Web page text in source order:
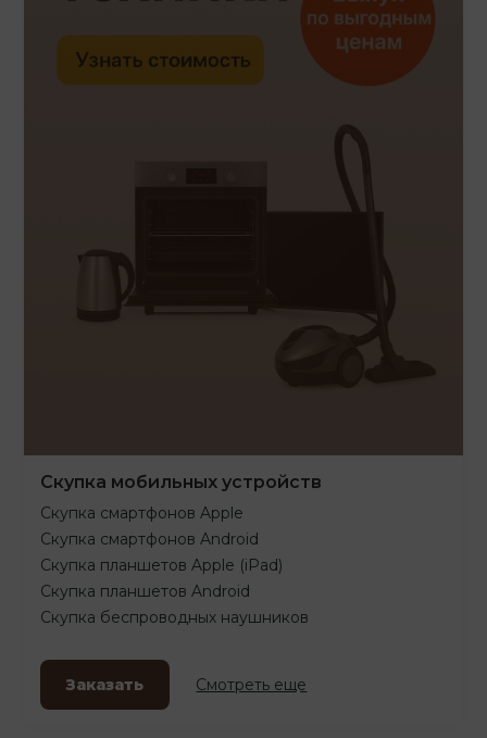
Скупка мобильных устройств
Скупка смартфонов Apple
Скупка смартфонов Android
Скупка планшетов Apple (iPad)
Скупка планшетов Android
Скупка беспроводных наушников
Заказать Смотреть еще